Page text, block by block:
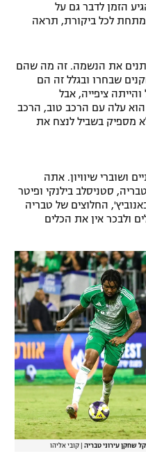
הזמן לדבר גם על
לכל ביקורת, תראה
את הנשמה. זה מה שהם
שבחרו ובגלל זה הם
ציפייה, אבל
הוא עלה עם הרכב טוב, הרכב
מספיק בשביל לנצח את
ושוברי שיוויון. אתה
סטניסלב בילנקי ופיטר
החלוצים של טבריה
ולבכר אין את הכלים
שחקן עירוני טבריה קובי אליהו